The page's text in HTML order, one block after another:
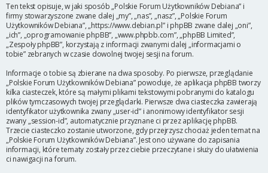
Ten tekst opisuje, w jaki sposób „Polskie Forum Użytkowników Debiana” i
firmy stowarzyszone zwane dalej „my”, „nas”, „nasz”, „Polskie Forum
Użytkowników Debiana”, „https://www.debian.pl” i phpBB zwane dalej „oni”,
„ich”, „oprogramowanie phpBB”, „www.phpbb.com”, „phpBB Limited”,
„Zespoły phpBB”, korzystają z informacji zwanymi dalej „informacjami o
tobie” zebranych w czasie dowolnej twojej sesji na forum.
Informacje o tobie są zbierane na dwa sposoby. Po pierwsze, przeglądanie
„Polskie Forum Użytkowników Debiana” powoduje, że aplikacja phpBB tworzy
kilka ciasteczek, które są małymi plikami tekstowymi pobranymi do katalogu
plików tymczasowych twojej przeglądarki. Pierwsze dwa ciasteczka zawierają
identyfikator użytkownika zwany „user-id” i anonimowy identyfikator sesji
zwany „session-id”, automatycznie przyznane ci przez aplikację phpBB.
Trzecie ciasteczko zostanie utworzone, gdy przejrzysz chociaż jeden temat na
„Polskie Forum Użytkowników Debiana”. Jest ono używane do zapisania
informacji, które tematy zostały przez ciebie przeczytane i służy do ułatwienia
ci nawigacji na forum.